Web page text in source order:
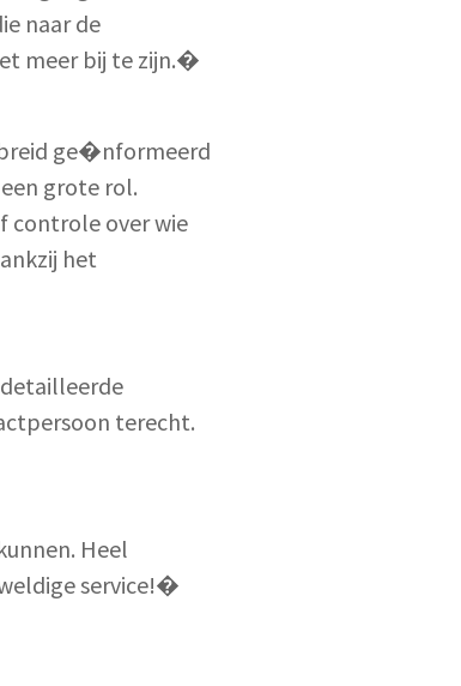
naar de
meer bij te zijn.�
ge�nformeerd
grote rol.
controle over wie
het
terecht.
Heel
service!�